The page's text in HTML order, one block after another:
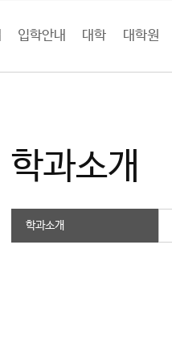
입학안내 대학 대학원
학과소개
학과소개